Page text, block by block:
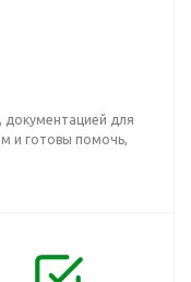
для
и готовы помочь,